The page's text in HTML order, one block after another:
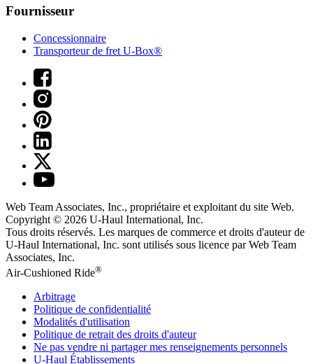
Fournisseur
Concessionnaire
Transporteur de fret U-Box®
Web Team Associates, Inc., propriétaire et exploitant du site Web.
Copyright © 2026 U-Haul International, Inc.
Tous droits réservés. Les marques de commerce et droits d'auteur de
U-Haul International, Inc. sont utilisés sous licence par Web Team
Associates, Inc.
Air-Cushioned Ride®
Arbitrage
Politique de confidentialité
Modalités d'utilisation
Politique de retrait des droits d'auteur
Ne pas vendre ni partager mes renseignements personnels
U-Haul Établissements